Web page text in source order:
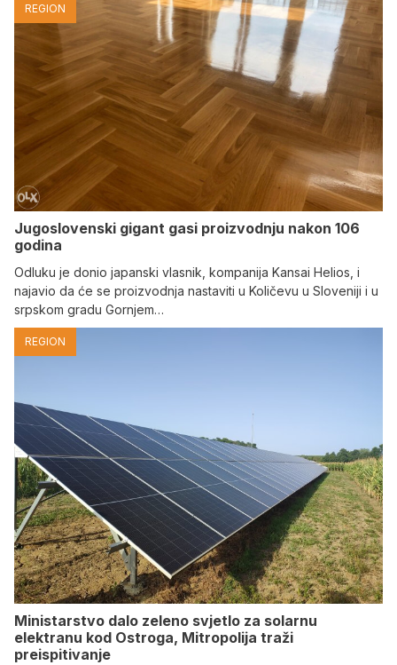
REGION
Jugoslovenski gigant gasi proizvodnju nakon 106
godina
Odluku je donio japanski vlasnik, kompanija Kansai Helios, i
najavio da će se proizvodnja nastaviti u Količevu u Sloveniji i u
srpskom gradu Gornjem…
REGION
Ministarstvo dalo zeleno svjetlo za solarnu
elektranu kod Ostroga, Mitropolija traži
preispitivanje